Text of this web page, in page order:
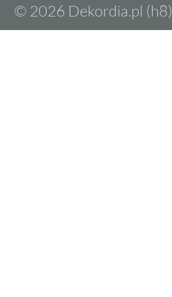
© 2026 Dekordia.pl (h8)